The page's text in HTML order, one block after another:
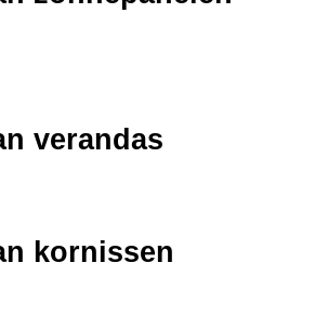
verandas
kornissen